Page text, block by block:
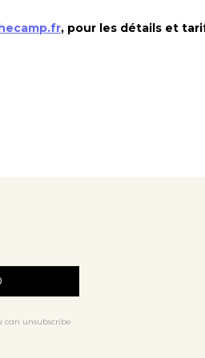
, pour les détails et
unsubscribe